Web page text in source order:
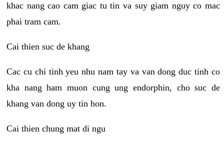
khac nang cao cam giac tu tin va suy giam nguy co mac
phai tram cam.
Cai thien suc de khang
Cac cu chi tinh yeu nhu nam tay va van dong duc tinh co
kha nang ham muon cung ung endorphin, cho suc de
khang van dong uy tin hon.
Cai thien chung mat di ngu